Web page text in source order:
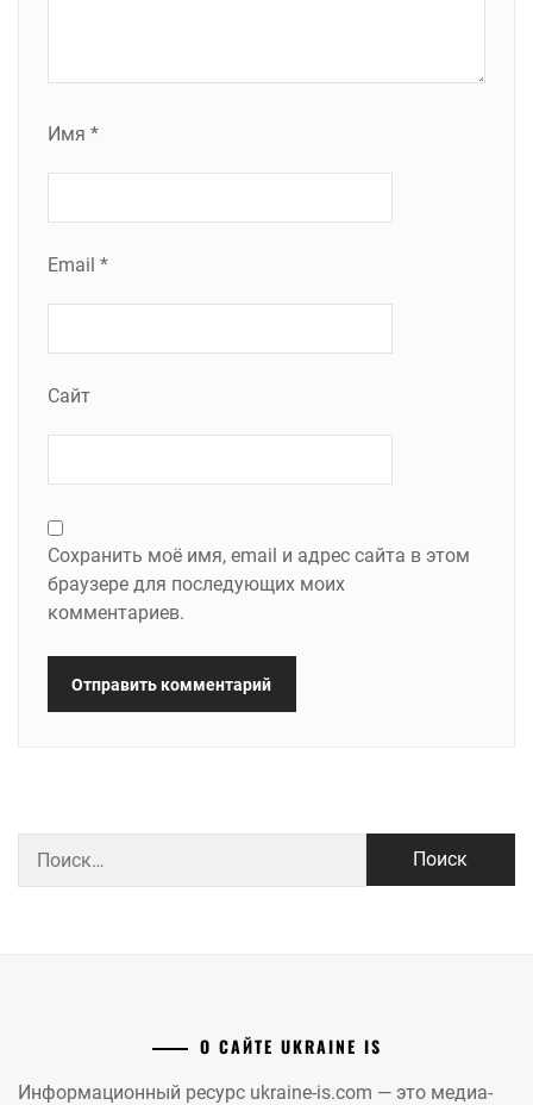
Имя *
Email *
Сайт
Сохранить моё имя, email и адрес сайта в этом
браузере для последующих моих
комментариев.
О САЙТЕ UKRAINE IS
Информационный ресурс ukraine-is.com — это медиа-